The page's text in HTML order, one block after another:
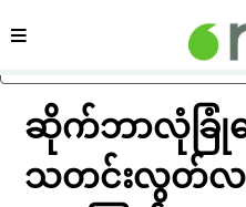
ပင်မအကြောင်းအရာသို့ ကျော်ရ
ကဏ္ဍ
ဆိုက်ဘာလုံခြုံရ
သတင်းလွတ်လ